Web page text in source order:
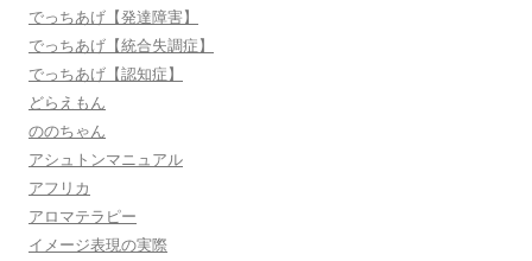
でっちあげ【発達障害】
でっちあげ【統合失調症】
でっちあげ【認知症】
どらえもん
ののちゃん
アシュトンマニュアル
アフリカ
アロマテラピー
イメージ表現の実際